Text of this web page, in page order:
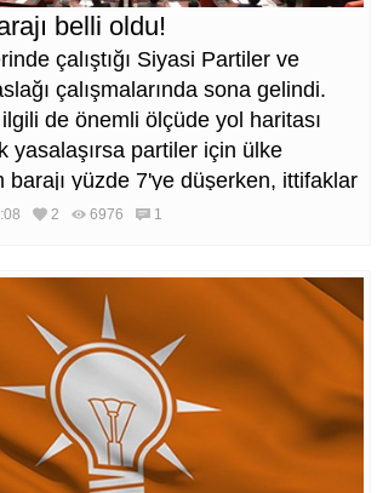
belli oldu!
çalıştığı Siyasi Partiler ve
çalışmalarında sona gelindi.
de önemli ölçüde yol haritası
yasalaşırsa partiler için ülke
barajı yüzde 7'ye düşerken, ittifaklar
yüzde 14'e yükselecek.
2 6976 1